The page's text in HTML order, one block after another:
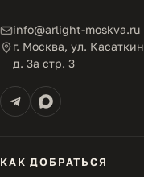
info@arlight-moskva.ru
г. Москва, ул.
д. 3а стр. 3
КАК ДОБРАТЬСЯ